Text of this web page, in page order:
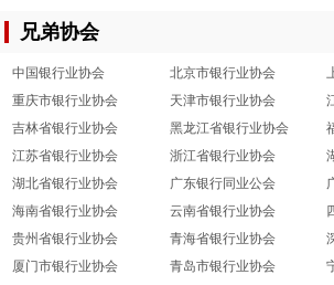
兄弟协会
中国银行业协会 北京市银行业协会
重庆市银行业协会
天津市银行业协会
吉林省银行业协会
黑龙江省银行业协会
江苏省银行业协会
浙江省银行业协会
湖北省银行业协会
广东银行同业公会
海南省银行业协会
云南省银行业协会
贵州省银行业协会
青海省银行业协会
厦门市银行业协会
青岛市银行业协会